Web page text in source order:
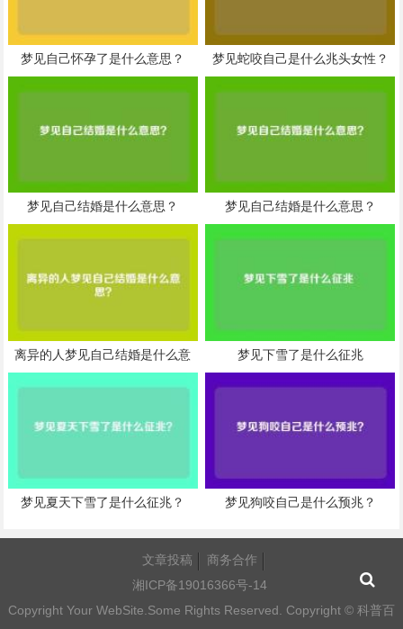
梦见自己怀孕了是什么意思？ 梦见蛇咬自己是什么兆头女性？
梦见自己结婚是什么意思？ 梦见自己结婚是什么意思？
离异的人梦见自己结婚是什么意
思？
梦见下雪了是什么征兆
梦见夏天下雪了是什么征兆？ 梦见狗咬自己是什么预兆？
文章投稿
商务合作
湘ICP备19016366号-14
Copyright Your WebSite.Some Rights Reserved. Copyright © 科普百